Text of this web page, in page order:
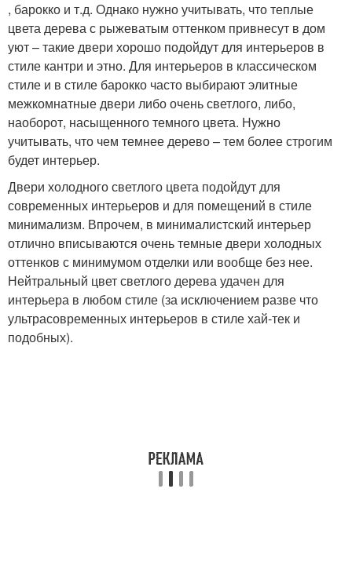
, барокко и т.д. Однако нужно учитывать, что теплые
цвета дерева с рыжеватым оттенком привнесут в дом
уют – такие двери хорошо подойдут для интерьеров в
стиле кантри и этно. Для интерьеров в классическом
стиле и в стиле барокко часто выбирают элитные
межкомнатные двери либо очень светлого, либо,
наоборот, насыщенного темного цвета. Нужно
учитывать, что чем темнее дерево – тем более строгим
будет интерьер.
Двери холодного светлого цвета подойдут для
современных интерьеров и для помещений в стиле
минимализм. Впрочем, в минималистский интерьер
отлично вписываются очень темные двери холодных
оттенков с минимумом отделки или вообще без нее.
Нейтральный цвет светлого дерева удачен для
интерьера в любом стиле (за исключением разве что
ультрасовременных интерьеров в стиле хай-тек и
подобных).